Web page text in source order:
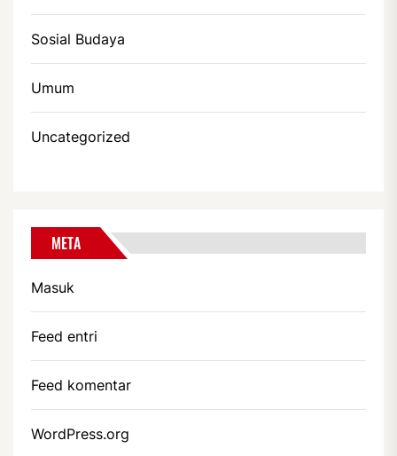
Sosial Budaya
Umum
Uncategorized
META
Masuk
Feed entri
Feed komentar
WordPress.org